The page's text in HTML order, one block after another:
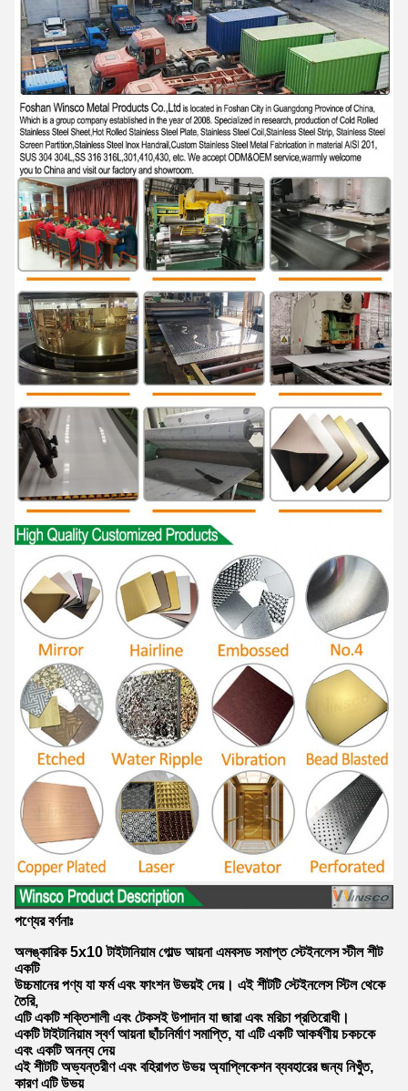
পণ্যের বর্ণনাঃ
অলঙ্কারিক 5x10 টাইটানিয়াম গোল্ড আয়না এমবসড সমাপ্ত স্টেইনলেস স্টীল শীট
একটি
উচ্চমানের পণ্য যা ফর্ম এবং ফাংশন উভয়ই দেয়। এই শীটটি স্টেইনলেস স্টিল থেকে
তৈরি,
এটি একটি শক্তিশালী এবং টেকসই উপাদান যা জারা এবং মরিচা প্রতিরোধী।
একটি টাইটানিয়াম স্বর্ণ আয়না ছাঁচনির্মাণ সমাপ্তি, যা এটি একটি আকর্ষণীয় চকচকে
এবং একটি অনন্য দেয়
এই শীটটি অভ্যন্তরীণ এবং বহিরাগত উভয় অ্যাপ্লিকেশন ব্যবহারের জন্য নিখুঁত,
কারণ এটি উভয়